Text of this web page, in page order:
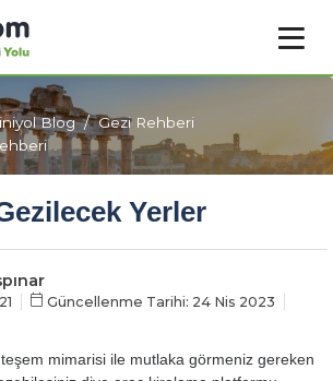
Blog
Gezi Rehberi
Yerler
Güncellenme Tarihi: 24 Nis 2023
mimarisi ile mutlaka görmeniz gereken